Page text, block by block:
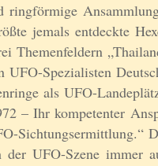
ringförmige
jemals entdeckte
Themenfeldern
UFO-Spezialisten
als UFO-
– Ihr kompetenter
Sichtungsermittlung.“
UFO-Szene immer